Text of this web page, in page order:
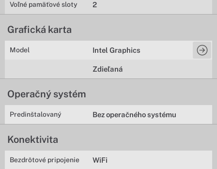
Voľné pamäťové sloty 2
Grafická karta
Model Intel Graphics
Zdieľaná
Operačný systém
Predinštalovaný Bez operačného systému
Konektivita
Bezdrôtové pripojenie WiFi